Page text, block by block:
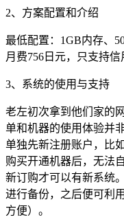
2、方案配置和介绍
最低配置：1GB内存、
月费756日元，只支持
3、系统的使用与支持
老左初次拿到他们家的
单和机器的使用体验并
单独先新注册账户，比
购买开通机器后，无法
新订购才可以有新系统
进行备份，之后便可利
方便）。